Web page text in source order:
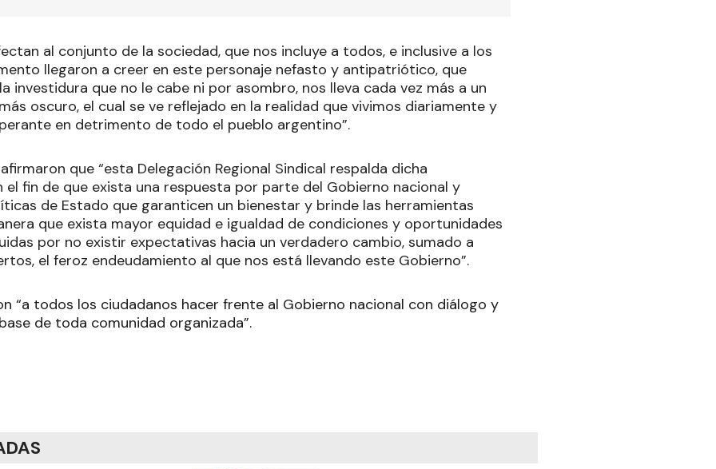
al conjunto de la sociedad, que nos incluye a todos, e inclusive a los
llegaron a creer en este personaje nefasto y antipatriótico, que
investidura que no le cabe ni por asombro, nos lleva cada vez más a un
oscuro, el cual se ve reflejado en la realidad que vivimos diariamente y
en detrimento de todo el pueblo argentino”.
que “esta Delegación Regional Sindical respalda dicha
fin de que exista una respuesta por parte del Gobierno nacional y
de Estado que garanticen un bienestar y brinde las herramientas
que exista mayor equidad e igualdad de condiciones y oportunidades
por no existir expectativas hacia un verdadero cambio, sumado a
el feroz endeudamiento al que nos está llevando este Gobierno”.
“a todos los ciudadanos hacer frente al Gobierno nacional con diálogo y
de toda comunidad organizada”.